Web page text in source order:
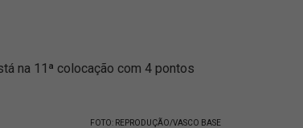
na 11ª colocação com 4 pontos
FOTO: REPRODUÇÃO/VASCO BASE